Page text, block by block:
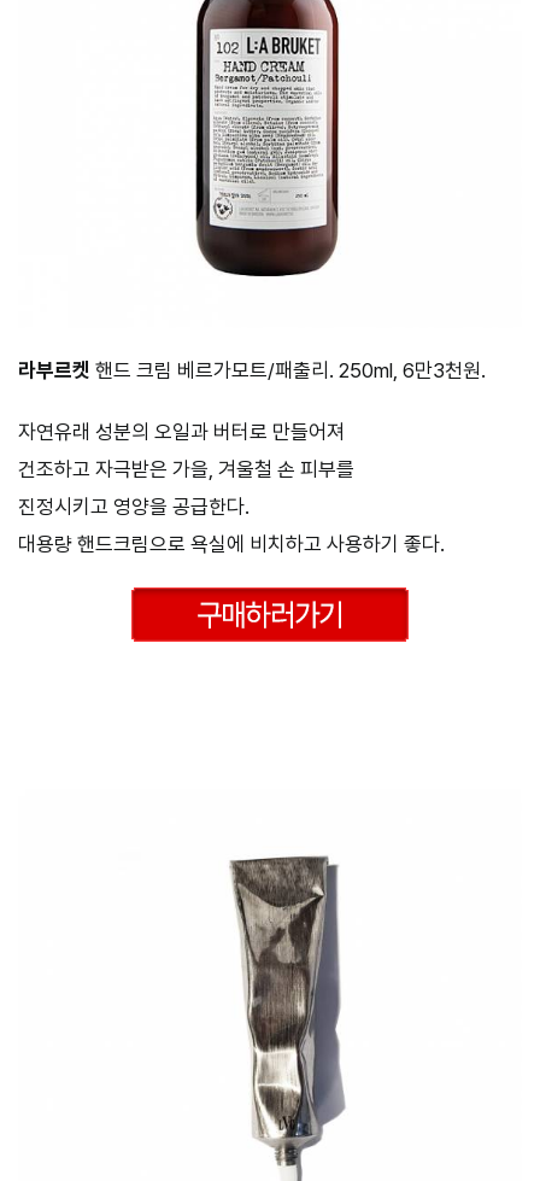
라부르켓 핸드 크림 베르가모트/패출리. 250ml, 6만3천원.
자연유래 성분의 오일과 버터로 만들어져
건조하고 자극받은 가을, 겨울철 손 피부를
진정시키고 영양을 공급한다.
대용량 핸드크림으로 욕실에 비치하고 사용하기 좋다.